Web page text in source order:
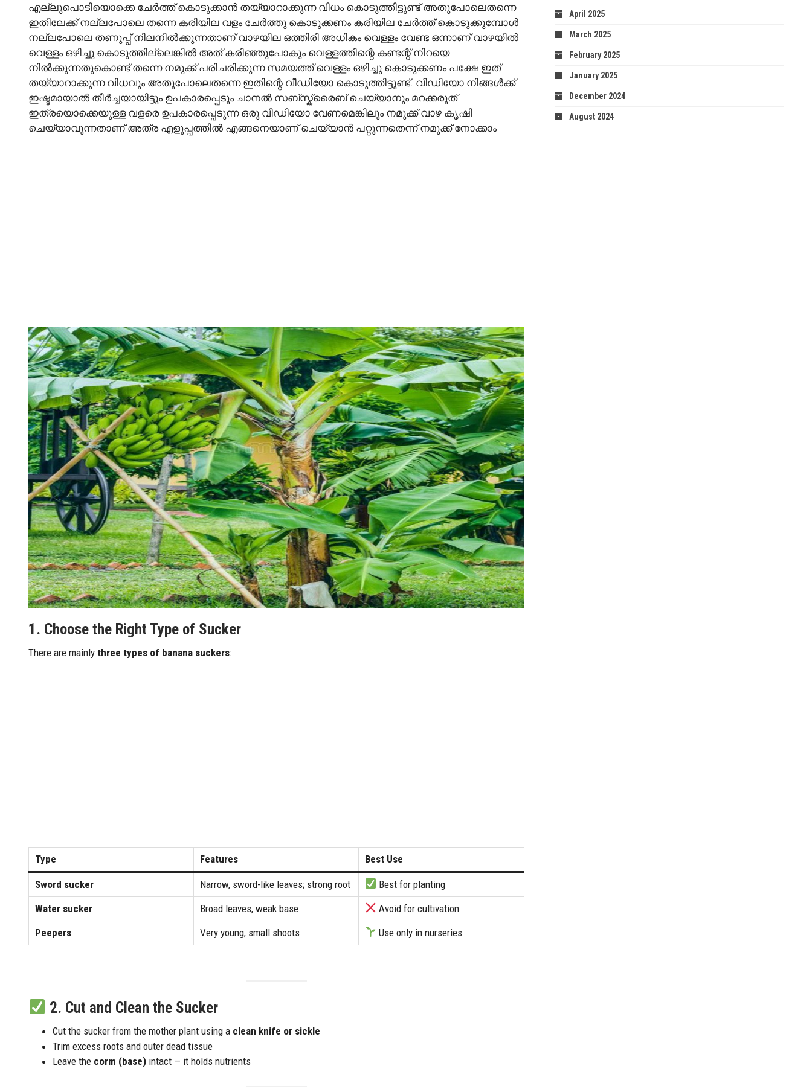
എല്ലുപൊടിയൊക്കെ ചേർത്ത് കൊടുക്കാൻ തയ്യാറാക്കുന്ന വിധം കൊടുത്തിട്ടുണ്ട് അതുപോലെതന്നെ
ഇതിലേക്ക് നല്ലപോലെ തന്നെ കരിയില വളം ചേർത്തു കൊടുക്കണം കരിയില ചേർത്ത് കൊടുക്കുമ്പോൾ
നല്ലപോലെ തണുപ്പ് നിലനിൽക്കുന്നതാണ് വാഴയില ഒത്തിരി അധികം വെള്ളം വേണ്ട ഒന്നാണ് വാഴയിൽ
വെള്ളം ഒഴിച്ചു കൊടുത്തില്ലെങ്കിൽ അത് കരിഞ്ഞുപോകും വെള്ളത്തിന്റെ കണ്ടന്റ് നിറയെ
നിൽക്കുന്നതുകൊണ്ട് തന്നെ നമുക്ക് പരിചരിക്കുന്ന സമയത്ത് വെള്ളം ഒഴിച്ചു കൊടുക്കണം പക്ഷേ ഇത്
തയ്യാറാക്കുന്ന വിധവും അതുപോലെതന്നെ ഇതിന്റെ വീഡിയോ കൊടുത്തിട്ടുണ്ട്. വീഡിയോ നിങ്ങൾക്ക്
ഇഷ്ടമായാൽ തീർച്ചയായിട്ടും ഉപകാരപ്പെടും ചാനൽ സബ്സ്ക്രൈബ് ചെയ്യാനും മറക്കരുത്
ഇത്രയൊക്കെയുള്ള വളരെ ഉപകാരപ്പെടുന്ന ഒരു വീഡിയോ വേണമെങ്കിലും നമുക്ക് വാഴ കൃഷി
ചെയ്യാവുന്നതാണ് അത്ര എളുപ്പത്തിൽ എങ്ങനെയാണ് ചെയ്യാൻ പറ്റുന്നതെന്ന് നമുക്ക് നോക്കാം
1. Choose the Right Type of Sucker
There are mainly three types of banana suckers:
Type Features Best Use
Sword sucker Narrow, sword-like leaves; strong root
Best for planting
Water sucker
Broad leaves, weak base
Avoid for cultivation
Peepers
Very young, small shoots Use only in nurseries
2. Cut and Clean the Sucker
Cut the sucker from the mother plant using a clean knife or sickle
Trim excess roots and outer dead tissue
Leave the corm (base) intact — it holds nutrients
April 2025
March 2025
February 2025
January 2025
December 2024
August 2024